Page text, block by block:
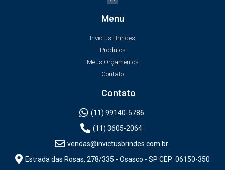
Menu
Invictus Brindes
Produtos
Meus Orçamentos
Contato
Contato
(11) 99140-5786
(11) 3605-2064
vendas@invictusbrindes.com.br
Estrada das Rosas, 278/335 - Osasco - SP CEP: 06150-350